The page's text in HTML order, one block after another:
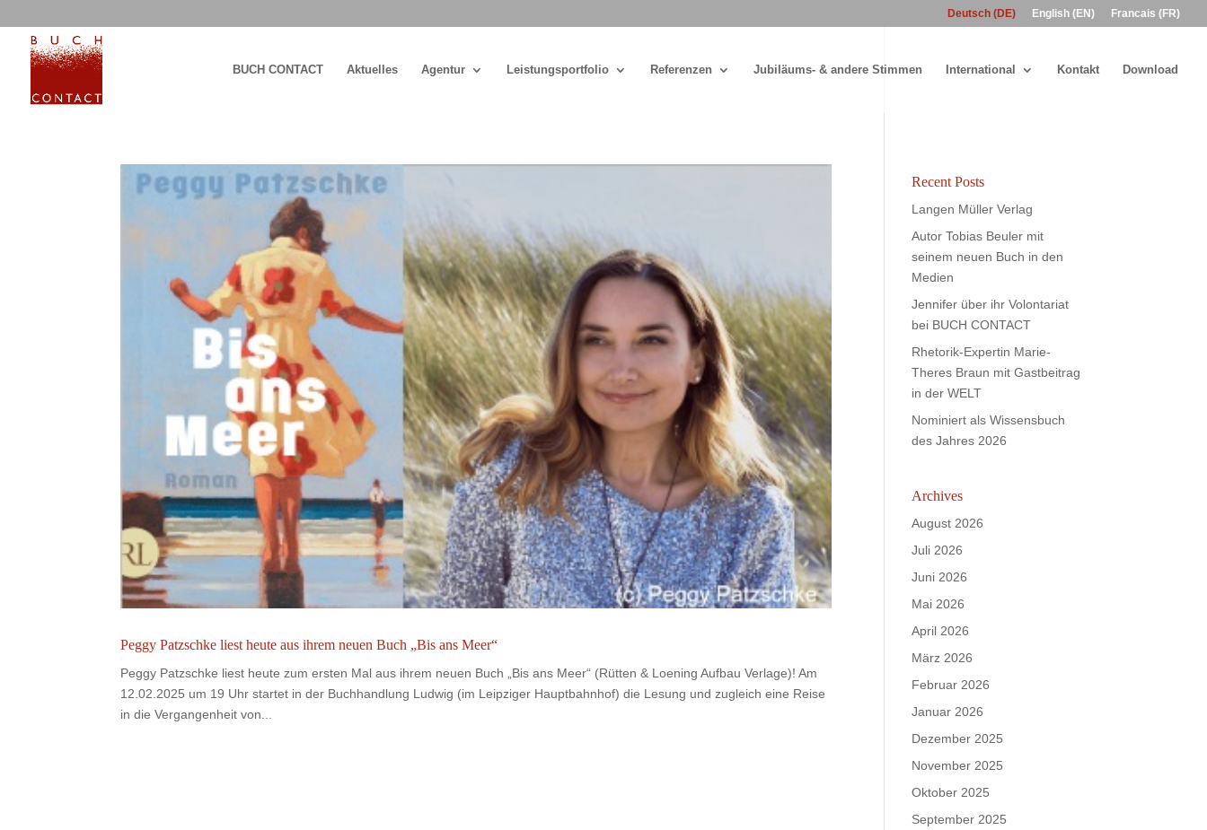
Deutsch (DE) English (EN) Francais (FR)
BUCH CONTACT Aktuelles Agentur Leistungsportfolio Referenzen Jubiläums- & andere Stimmen International Kontakt Download
Peggy Patzschke liest heute aus ihrem neuen Buch „Bis ans Meer“
Peggy Patzschke liest heute zum ersten Mal aus ihrem neuen Buch „Bis ans Meer“ (Rütten & Loening Aufbau Verlage)! Am
12.02.2025 um 19 Uhr startet in der Buchhandlung Ludwig (im Leipziger Hauptbahnhof) die Lesung und zugleich eine Reise
in die Vergangenheit von...
Recent Posts
Langen Müller Verlag
Autor Tobias Beuler mit
seinem neuen Buch in den
Medien
Jennifer über ihr Volontariat
bei BUCH CONTACT
Rhetorik-Expertin Marie-
Theres Braun mit Gastbeitrag
in der WELT
Nominiert als Wissensbuch
des Jahres 2026
Archives
August 2026
Juli 2026
Juni 2026
Mai 2026
April 2026
März 2026
Februar 2026
Januar 2026
Dezember 2025
November 2025
Oktober 2025
September 2025